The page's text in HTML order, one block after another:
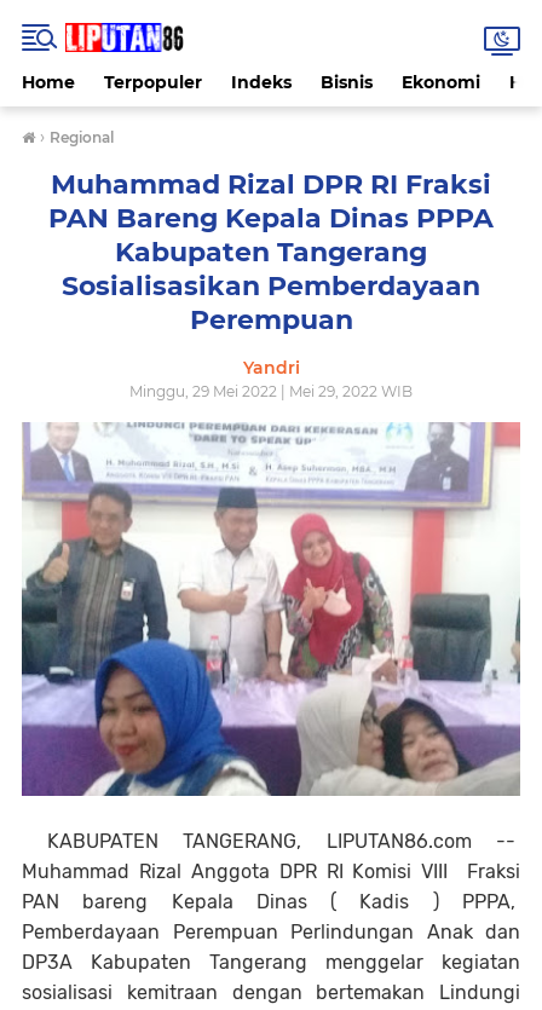
Home Terpopuler Indeks Bisnis Ekonomi
› Regional
Muhammad Rizal DPR RI Fraksi
PAN Bareng Kepala Dinas PPPA
Kabupaten Tangerang
Sosialisasikan Pemberdayaan
Perempuan
Yandri
Minggu, 29 Mei 2022 | Mei 29, 2022 WIB
KABUPATEN TANGERANG, LIPUTAN86.com --
Muhammad Rizal Anggota DPR RI Komisi VIII Fraksi
PAN bareng Kepala Dinas ( Kadis ) PPPA,
Pemberdayaan Perempuan Perlindungan Anak dan
DP3A Kabupaten Tangerang menggelar kegiatan
sosialisasi kemitraan dengan bertemakan Lindungi